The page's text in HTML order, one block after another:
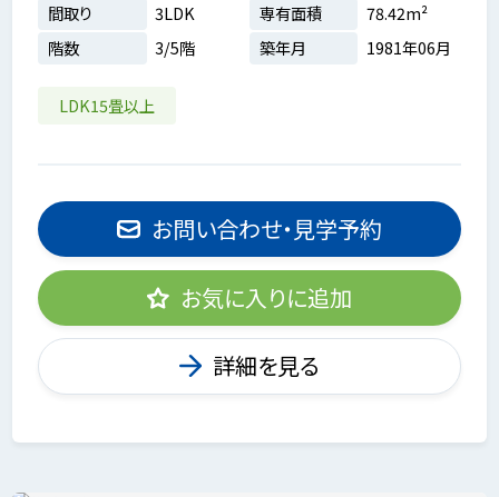
間取り
3LDK 専有面積
78.42m²
階数
3/5階 築年月 1981年06月
LDK15畳以上
お問い合わせ・見学予約
お気に入りに追加
詳細を見る